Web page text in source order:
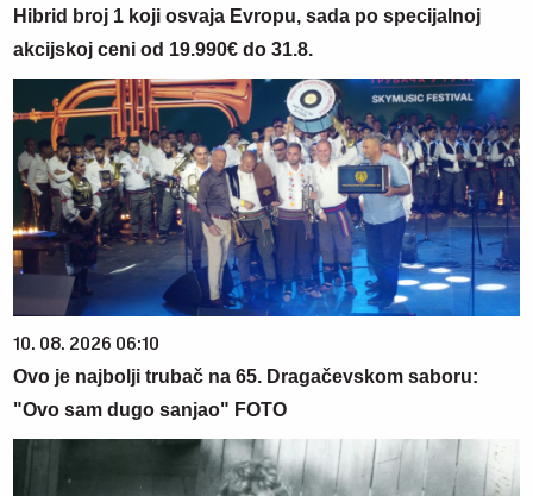
Hibrid broj 1 koji osvaja Evropu, sada po specijalnoj
akcijskoj ceni od 19.990€ do 31.8.
10. 08. 2026 06:10
Ovo je najbolji trubač na 65. Dragačevskom saboru:
"Ovo sam dugo sanjao" FOTO